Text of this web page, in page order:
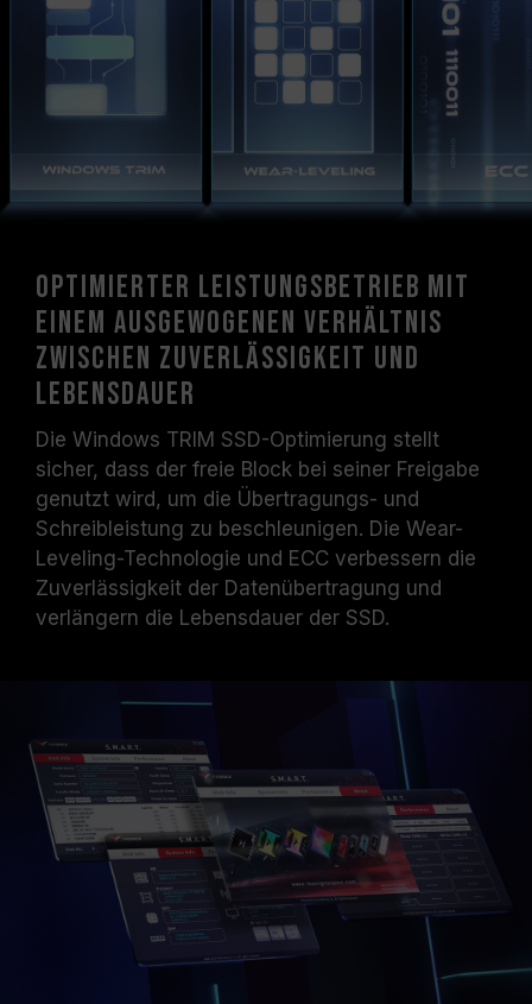
Optimierter Leistungsbetrieb mit
einem ausgewogenen Verhältnis
zwischen Zuverlässigkeit und
Lebensdauer
Die Windows TRIM SSD-Optimierung stellt
sicher, dass der freie Block bei seiner Freigabe
genutzt wird, um die Übertragungs- und
Schreibleistung zu beschleunigen. Die Wear-
Leveling-Technologie und ECC verbessern die
Zuverlässigkeit der Datenübertragung und
verlängern die Lebensdauer der SSD.